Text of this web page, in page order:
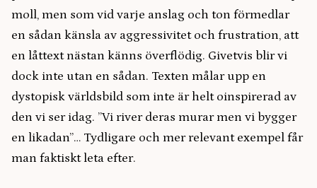
moll, men som vid varje anslag och ton förmedlar
en sådan känsla av aggressivitet och frustration, att
en låttext nästan känns överflödig. Givetvis blir vi
dock inte utan en sådan. Texten målar upp en
dystopisk världsbild som inte är helt oinspirerad av
den vi ser idag. ”Vi river deras murar men vi bygger
en likadan”… Tydligare och mer relevant exempel får
man faktiskt leta efter.